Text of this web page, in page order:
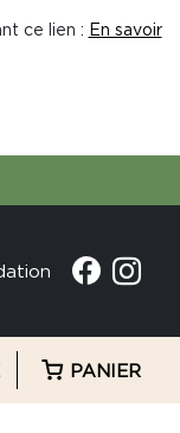
ce lien : En savoir
PANIER